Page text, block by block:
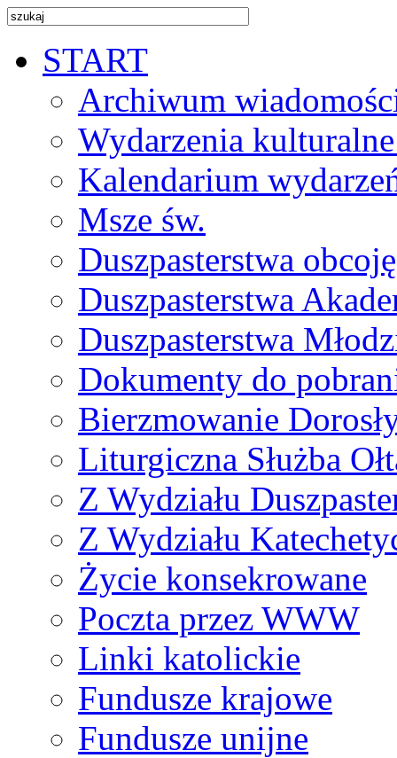
START
Archiwum
Wydarzenia
Kalendarium
Msze św.
Duszpasterstwa
Duszpasterstwa
Duszpasterstwa
Dokumenty do
Bierzmowanie
Liturgiczna Służba
Z Wydziału
Z Wydziału
Życie konsekrowane
Poczta przez WWW
Linki katolickie
Fundusze krajowe
Fundusze unijne